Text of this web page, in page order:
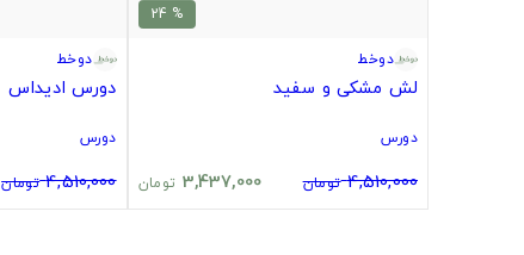
% 24
دوخط
لش مشکی و سفید
دورس
4,510,000 تومان 3,437,000 تومان
دوخط
دورس ادیداس
دورس
4,510,000 تومان